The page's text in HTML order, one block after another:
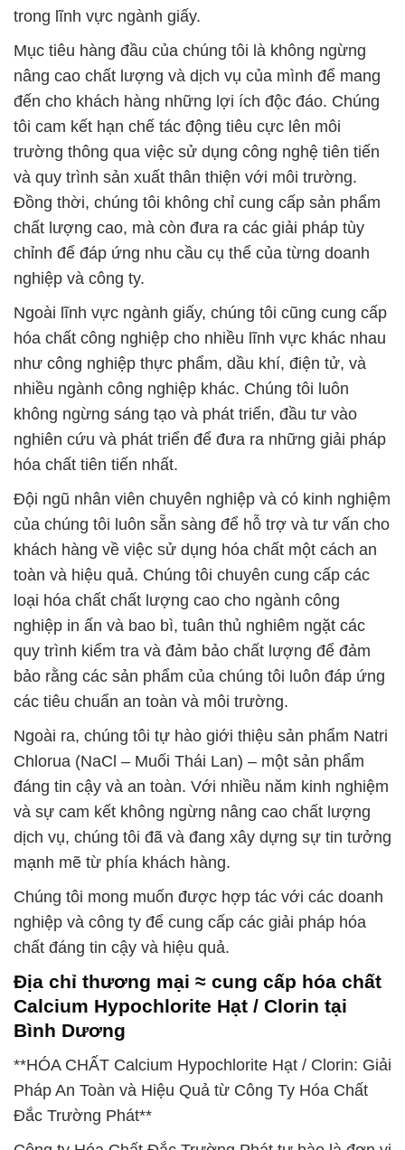
trong lĩnh vực ngành giấy.
Mục tiêu hàng đầu của chúng tôi là không ngừng
nâng cao chất lượng và dịch vụ của mình để mang
đến cho khách hàng những lợi ích độc đáo. Chúng
tôi cam kết hạn chế tác động tiêu cực lên môi
trường thông qua việc sử dụng công nghệ tiên tiến
và quy trình sản xuất thân thiện với môi trường.
Đồng thời, chúng tôi không chỉ cung cấp sản phẩm
chất lượng cao, mà còn đưa ra các giải pháp tùy
chỉnh để đáp ứng nhu cầu cụ thể của từng doanh
nghiệp và công ty.
Ngoài lĩnh vực ngành giấy, chúng tôi cũng cung cấp
hóa chất công nghiệp cho nhiều lĩnh vực khác nhau
như công nghiệp thực phẩm, dầu khí, điện tử, và
nhiều ngành công nghiệp khác. Chúng tôi luôn
không ngừng sáng tạo và phát triển, đầu tư vào
nghiên cứu và phát triển để đưa ra những giải pháp
hóa chất tiên tiến nhất.
Đội ngũ nhân viên chuyên nghiệp và có kinh nghiệm
của chúng tôi luôn sẵn sàng để hỗ trợ và tư vấn cho
khách hàng về việc sử dụng hóa chất một cách an
toàn và hiệu quả. Chúng tôi chuyên cung cấp các
loại hóa chất chất lượng cao cho ngành công
nghiệp in ấn và bao bì, tuân thủ nghiêm ngặt các
quy trình kiểm tra và đảm bảo chất lượng để đảm
bảo rằng các sản phẩm của chúng tôi luôn đáp ứng
các tiêu chuẩn an toàn và môi trường.
Ngoài ra, chúng tôi tự hào giới thiệu sản phẩm Natri
Chlorua (NaCl – Muối Thái Lan) – một sản phẩm
đáng tin cậy và an toàn. Với nhiều năm kinh nghiệm
và sự cam kết không ngừng nâng cao chất lượng
dịch vụ, chúng tôi đã và đang xây dựng sự tin tưởng
mạnh mẽ từ phía khách hàng.
Chúng tôi mong muốn được hợp tác với các doanh
nghiệp và công ty để cung cấp các giải pháp hóa
chất đáng tin cậy và hiệu quả.
Địa chỉ thương mại ≈ cung cấp hóa chất
Calcium Hypochlorite Hạt / Clorin tại
Bình Dương
**HÓA CHẤT Calcium Hypochlorite Hạt / Clorin: Giải
Pháp An Toàn và Hiệu Quả từ Công Ty Hóa Chất
Đắc Trường Phát**